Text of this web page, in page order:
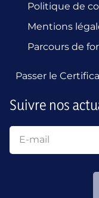
Politique de
Mentions
Parcours de
Passer le
Suivre nos